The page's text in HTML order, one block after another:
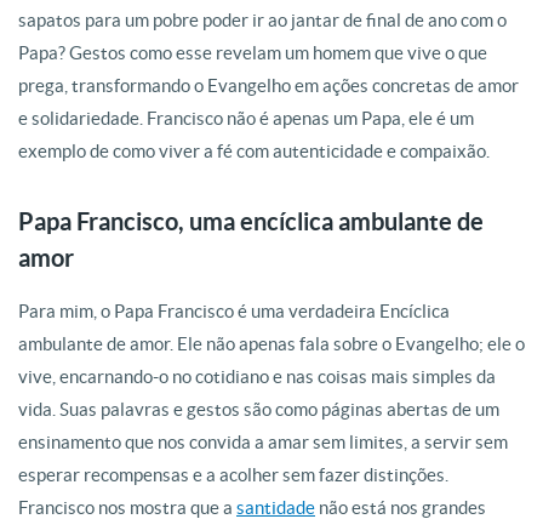
sapatos para um pobre poder ir ao jantar de final de ano com o
Papa? Gestos como esse revelam um homem que vive o que
prega, transformando o Evangelho em ações concretas de amor
e solidariedade. Francisco não é apenas um Papa, ele é um
exemplo de como viver a fé com autenticidade e compaixão.
Papa Francisco, uma encíclica ambulante de
amor
Para mim, o Papa Francisco é uma verdadeira Encíclica
ambulante de amor. Ele não apenas fala sobre o Evangelho; ele o
vive, encarnando-o no cotidiano e nas coisas mais simples da
vida. Suas palavras e gestos são como páginas abertas de um
ensinamento que nos convida a amar sem limites, a servir sem
esperar recompensas e a acolher sem fazer distinções.
Francisco nos mostra que a santidade não está nos grandes